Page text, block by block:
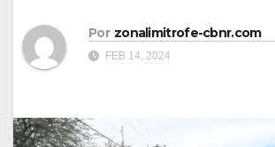
Por zonalimitrofe-cbnr.com
FEB 14, 2024